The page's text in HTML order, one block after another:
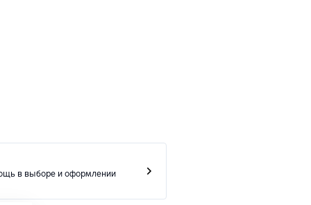
в выборе и оформлении